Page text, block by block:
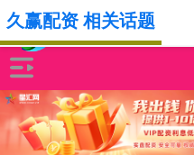
久赢配资 相关话题